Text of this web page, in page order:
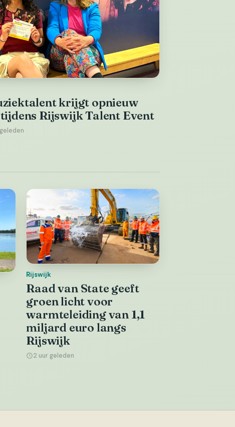
krijgt opnieuw
Rijswijk Talent Event
Rijswijk
Raad van State geeft
groen licht voor
warmteleiding van 1,1
miljard euro langs
Rijswijk
2 uur geleden